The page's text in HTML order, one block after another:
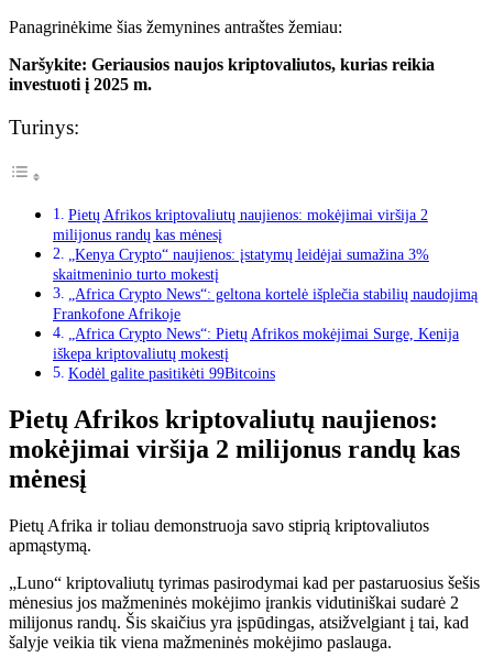
Panagrinėkime šias žemynines antraštes žemiau:
Naršykite: Geriausios naujos kriptovaliutos, kurias reikia
investuoti į 2025 m.
Turinys:
Pietų Afrikos kriptovaliutų naujienos: mokėjimai viršija 2
milijonus randų kas mėnesį
„Kenya Crypto“ naujienos: įstatymų leidėjai sumažina 3%
skaitmeninio turto mokestį
„Africa Crypto News“: geltona kortelė išplečia stabilių naudojimą
Frankofone Afrikoje
„Africa Crypto News“: Pietų Afrikos mokėjimai Surge, Kenija
iškepa kriptovaliutų mokestį
Kodėl galite pasitikėti 99Bitcoins
Pietų Afrikos kriptovaliutų naujienos:
mokėjimai viršija 2 milijonus randų kas
mėnesį
Pietų Afrika ir toliau demonstruoja savo stiprią kriptovaliutos
apmąstymą.
„Luno“ kriptovaliutų tyrimas pasirodymai kad per pastaruosius šešis
mėnesius jos mažmeninės mokėjimo įrankis vidutiniškai sudarė 2
milijonus randų. Šis skaičius yra įspūdingas, atsižvelgiant į tai, kad
šalyje veikia tik viena mažmeninės mokėjimo paslauga.